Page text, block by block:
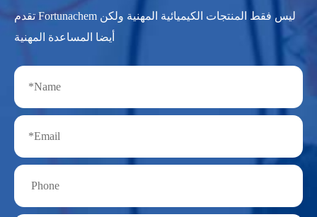
تقدم Fortunachem ليس فقط المنتجات الكيميائية المهنية ولكن
أيضا المساعدة المهنية